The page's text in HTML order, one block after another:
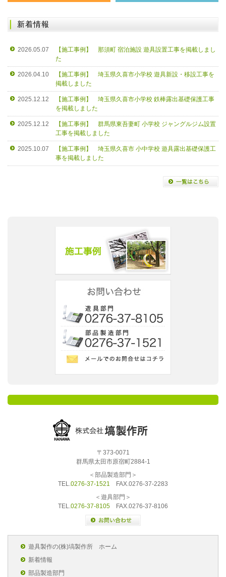
新着情報
2026.05.07
【施工事例】 那須町 宿泊施設 遊具設置工事を掲載しまし
た
2026.04.10
【施工事例】 埼玉県久喜市小学校 遊具新設・移設工事を
掲載しました
2025.12.12
【施工事例】 埼玉県久喜市小学校 鉄棒露出基礎保護工事
を掲載しました
2025.12.12
【施工事例】 群馬県東吾妻町 小学校 ジャングルジム設置
工事を掲載しました
2025.10.07
【施工事例】 埼玉県久喜市 小中学校 遊具露出基礎保護工
事を掲載しました
〒373-0071
群馬県太田市原宿町2884-1
＜部品製造部門＞
TEL.0276-37-1521 FAX.0276-37-2283
＜遊具部門＞
TEL.0276-37-8105 FAX.0276-37-8106
遊具製作の(株)塙製作所 ホーム
新着情報
部品製造部門